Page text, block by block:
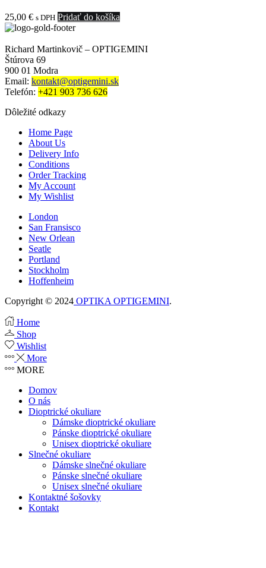
25,00 € s DPH Pridať do košíka
Richard Martinkovič – OPTIGEMINI
Štúrova 69
900 01 Modra
Email: kontakt@optigemini.sk
Telefón: +421 903 736 626
Dôležité odkazy
Home Page
About Us
Delivery Info
Conditions
Order Tracking
My Account
My Wishlist
London
San Fransisco
New Orlean
Seatle
Portland
Stockholm
Hoffenheim
Copyright © 2024 OPTIKA OPTIGEMINI.
Home
Shop
Wishlist
More
MORE
Domov
O nás
Dioptrické okuliare
Dámske dioptrické okuliare
Pánske dioptrické okuliare
Unisex dioptrické okuliare
Slnečné okuliare
Dámske slnečné okuliare
Pánske slnečné okuliare
Unisex slnečné okuliare
Kontaktné šošovky
Kontakt